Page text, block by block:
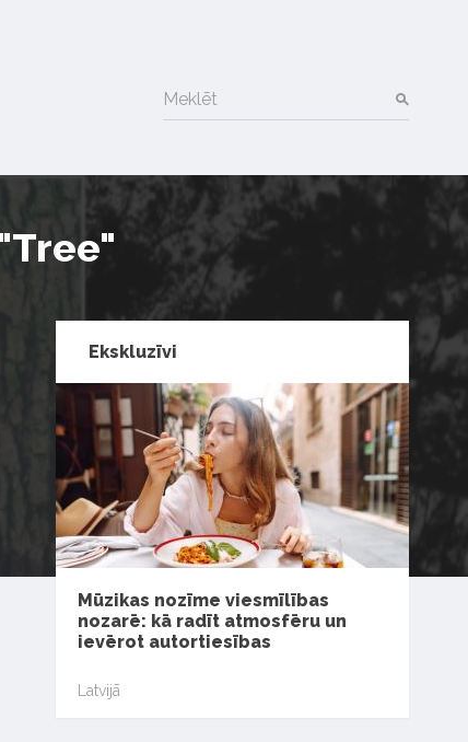
Meklēt
Ekskluzīvi
Mūzikas nozīme viesmīlības
nozarē: kā radīt atmosfēru un
ievērot autortiesības
Latvijā